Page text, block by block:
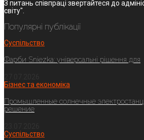
З питань співпраці звертайтеся до
світу".
Популярні публікації
Суспільство
Фарби Sniezka: універсальні рішення для
Бізнес та економіка
Промышленные солнечные
решение
Суспільство